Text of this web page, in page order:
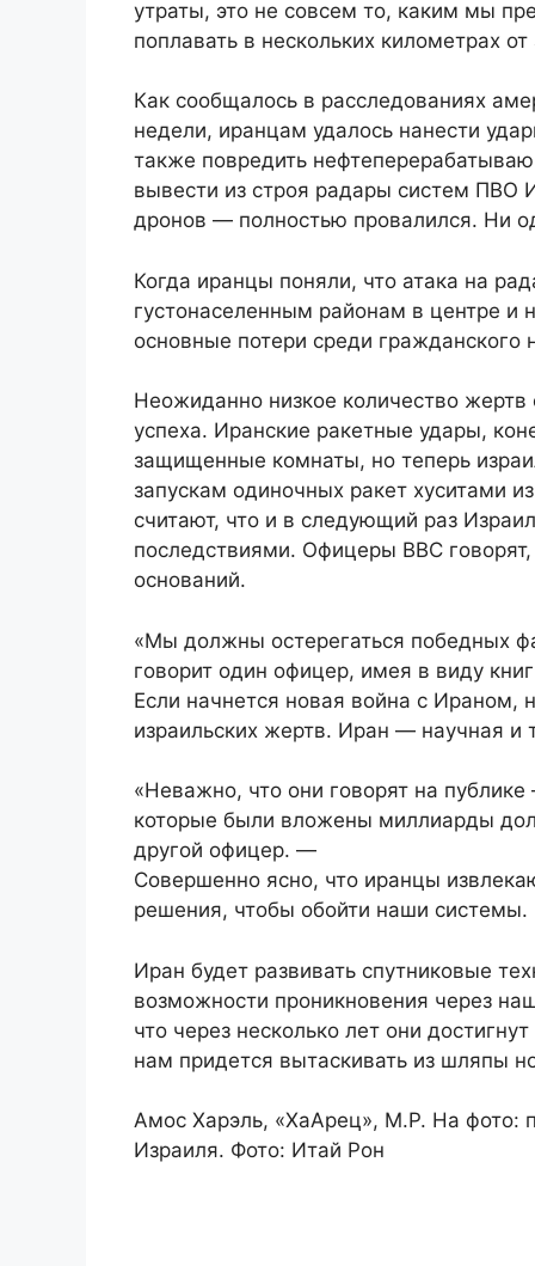
утраты, это не совсем то, каким мы
поплавать в нескольких километрах
Как сообщалось в расследованиях
недели, иранцам удалось нанести
также повредить
вывести из строя радары систем ПВО
дронов — полностью провалился. Ни
Когда иранцы поняли, что атака на
густонаселенным районам в центре
основные потери среди гражданского
Неожиданно низкое количество
успеха. Иранские ракетные удары,
защищенные комнаты, но теперь
запускам одиночных ракет хуситами
считают, что и в следующий раз
последствиями. Офицеры ВВС
оснований.
«Мы должны остерегаться победных
говорит один офицер, имея в виду
Если начнется новая война с
израильских жертв. Иран — научная и
«Неважно, что они говорят на
которые были вложены миллиарды
другой офицер. —
Совершенно ясно, что иранцы
решения, чтобы обойти наши системы.
Иран будет развивать спутниковые
возможности проникновения через
что через несколько лет они
нам придется вытаскивать из шляпы
Амос Харэль, «ХаАрец», М.Р. На фото:
Израиля. Фото: Итай Рон